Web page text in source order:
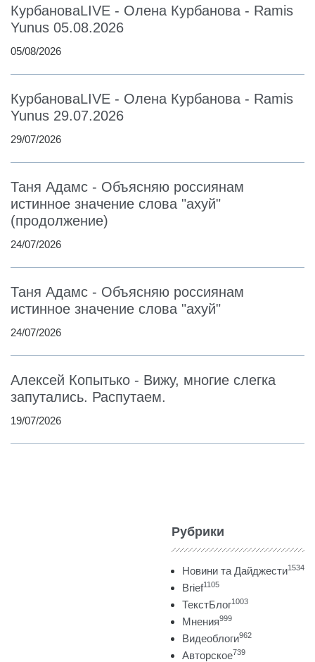
КурбановаLIVE - Олена Курбанова - Ramis
Yunus 05.08.2026
05/08/2026
КурбановаLIVE - Олена Курбанова - Ramis
Yunus 29.07.2026
29/07/2026
Таня Адамс - Объясняю россиянам
истинное значение слова "ахуй"
(продолжение)
24/07/2026
Таня Адамс - Объясняю россиянам
истинное значение слова "ахуй"
24/07/2026
Алексей Копытько - Вижу, многие слегка
запутались. Распутаем.
19/07/2026
Рубрики
Новини та Дайджести1534
Brief1105
ТекстБлог1003
Мнения999
Видеоблоги962
Авторское739